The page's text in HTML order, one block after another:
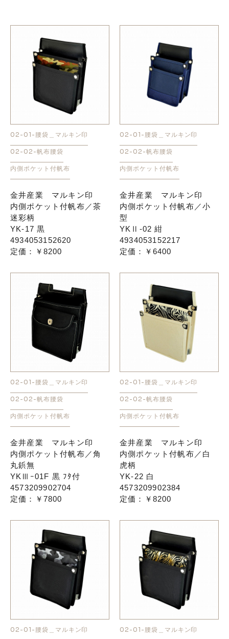
02-01-腰袋＿マルキン印
02-02-帆布腰袋
内側ポケット付帆布
金井産業 マルキン印
内側ポケット付帆布／茶
迷彩柄
YK-17 黒
4934053152620
定価：￥8200
02-01-腰袋＿マルキン印
02-02-帆布腰袋
内側ポケット付帆布
金井産業 マルキン印
内側ポケット付帆布／小
型
YKⅡ-02 紺
4934053152217
定価：￥6400
02-01-腰袋＿マルキン印
02-02-帆布腰袋
内側ポケット付帆布
金井産業 マルキン印
内側ポケット付帆布／角
丸鋲無
YKⅢｰ01F 黒 ﾌﾀ付
4573209902704
定価：￥7800
02-01-腰袋＿マルキン印
02-02-帆布腰袋
内側ポケット付帆布
金井産業 マルキン印
内側ポケット付帆布／白
虎柄
YK-22 白
4573209902384
定価：￥8200
02-01-腰袋＿マルキン印 02-01-腰袋＿マルキン印